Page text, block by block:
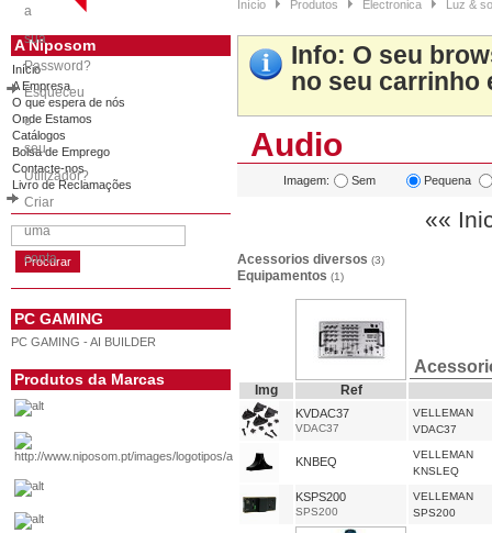
a
sua
Password?
Esqueceu
o
seu
Utilizador?
Criar
uma
conta
Início Produtos Electronica Luz &
A Niposom
Início
A Empresa
O que espera de nós
Onde Estamos
Catálogos
Bolsa de Emprego
Contacte-nos
Livro de Reclamações
PC GAMING
PC GAMING - AI BUILDER
Produtos da Marcas
Info: O seu
no seu carrinho
Audio
Imagem: Sem Pequena
««
Acessorios diversos (3)
Equipamentos (1)
Img Ref
KVDAC37
VDAC37
VELLEMAN
VDAC37
KNBEQ
VELLEMAN
KNSLEQ
KSPS200
SPS200
VELLEMAN
SPS200